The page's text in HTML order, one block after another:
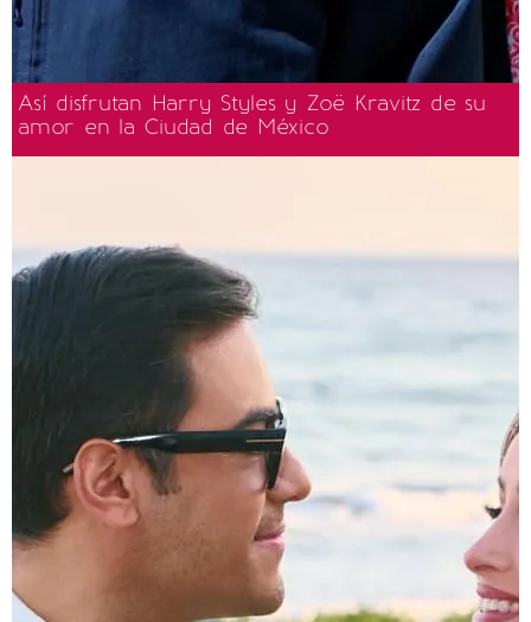
Así disfrutan Harry Styles y Zoë Kravitz de su
amor en la Ciudad de México